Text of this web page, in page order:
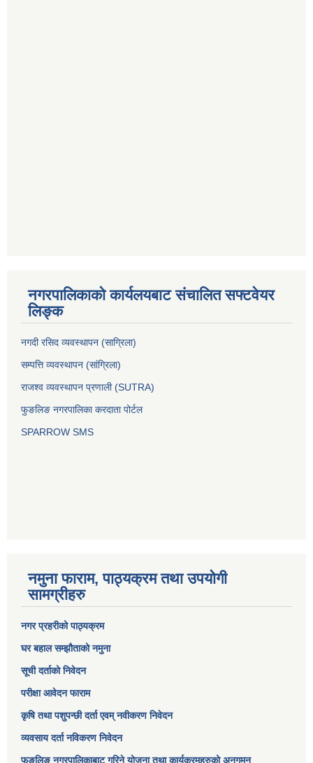
नगरपालिकाको कार्यलयबाट संचालित सफ्टवेयर
लिङ्क
नगदी रसिद व्यवस्थापन (साग्रिला)
सम्पत्ति व्यवस्थापन (सांग्रिला)
राजश्व व्यवस्थापन प्रणाली (SUTRA)
फुङलिङ नगरपालिका करदाता पोर्टल
SPARROW SMS
नमुना फाराम, पाठ्यक्रम तथा उपयोगी
सामग्रीहरु
नगर प्रहरीको पाठ्यक्रम
घर बहाल सम्झौताको नमुना
सूची दर्ताको निवेदन
परीक्षा आवेदन फाराम
कृषि तथा पशुपन्छी दर्ता एवम् नवीकरण निवेदन
व्यवसाय दर्ता नविकरण निवेदन
फुङलिङ नगरपालिकाबाट गरिने योजना तथा कार्यक्रमहरुको अनुगमन